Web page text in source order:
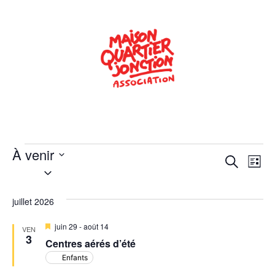
Recherche
Liste
À venir
Sélectionnez
juillet 2026
VEN
3 Centres aérés d’été
Mis
avant
juin 29 -août 14
Enfants